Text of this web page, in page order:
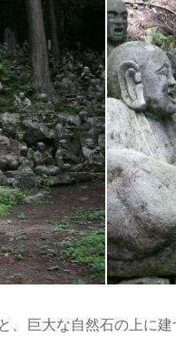
、巨大な自然石の上に